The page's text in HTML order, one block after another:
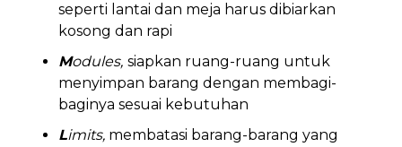
seperti lantai dan meja harus dibiarkan
kosong dan rapi
Modules, siapkan ruang-ruang untuk
menyimpan barang dengan membagi-
baginya sesuai kebutuhan
Limits, membatasi barang-barang yang